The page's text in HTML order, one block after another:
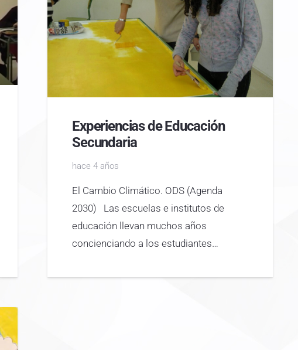
Experiencias de Educación
Secundaria
hace 4 años
El Cambio Climático. ODS (Agenda
2030) Las escuelas e institutos de
educación llevan muchos años
concienciando a los estudiantes…